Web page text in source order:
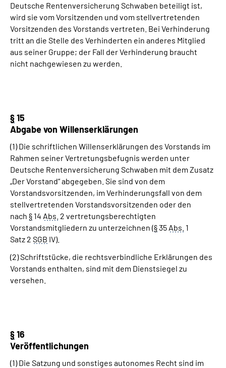
Deutsche Rentenversicherung Schwaben beteiligt ist,
wird sie vom Vorsitzenden und vom stellvertretenden
Vorsitzenden des Vorstands vertreten. Bei Verhinderung
tritt an die Stelle des Verhinderten ein anderes Mitglied
aus seiner Gruppe; der Fall der Verhinderung braucht
nicht nachgewiesen zu werden.
§15
Abgabe von Willenserklärungen
(1) Die schriftlichen Willenserklärungen des Vorstands im
Rahmen seiner Vertretungsbefugnis werden unter
Deutsche Rentenversicherung Schwaben mit dem Zusatz
„Der Vorstand“ abgegeben. Sie sind von dem
Vorstandsvorsitzenden, im Verhinderungsfall von dem
stellvertretenden Vorstandsvorsitzenden oder den
nach § 14 Abs. 2 vertretungsberechtigten
Vorstandsmitgliedern zu unterzeichnen (§35 Abs. 1
Satz 2 SGB IV).
(2) Schriftstücke, die rechtsverbindliche Erklärungen des
Vorstands enthalten, sind mit dem Dienstsiegel zu
versehen.
§16
Veröffentlichungen
(1) Die Satzung und sonstiges autonomes Recht sind im